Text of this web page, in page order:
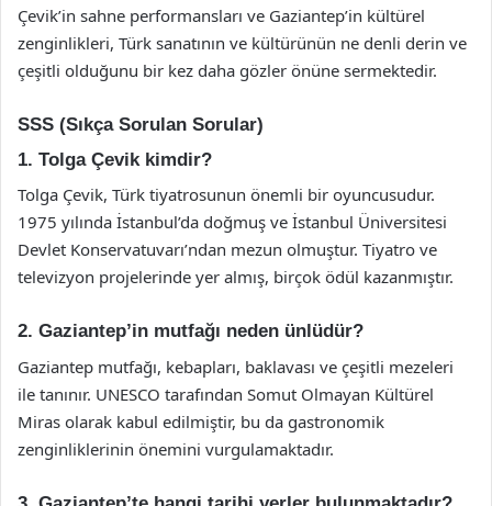
Çevik’in sahne performansları ve Gaziantep’in kültürel
zenginlikleri, Türk sanatının ve kültürünün ne denli derin ve
çeşitli olduğunu bir kez daha gözler önüne sermektedir.
SSS (Sıkça Sorulan Sorular)
1. Tolga Çevik kimdir?
Tolga Çevik, Türk tiyatrosunun önemli bir oyuncusudur.
1975 yılında İstanbul’da doğmuş ve İstanbul Üniversitesi
Devlet Konservatuvarı’ndan mezun olmuştur. Tiyatro ve
televizyon projelerinde yer almış, birçok ödül kazanmıştır.
2. Gaziantep’in mutfağı neden ünlüdür?
Gaziantep mutfağı, kebapları, baklavası ve çeşitli mezeleri
ile tanınır. UNESCO tarafından Somut Olmayan Kültürel
Miras olarak kabul edilmiştir, bu da gastronomik
zenginliklerinin önemini vurgulamaktadır.